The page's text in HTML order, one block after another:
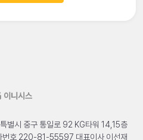
별시 중구 통일로 92 KG타워 14,15층
호 220-81-55597 대표이사 이선재